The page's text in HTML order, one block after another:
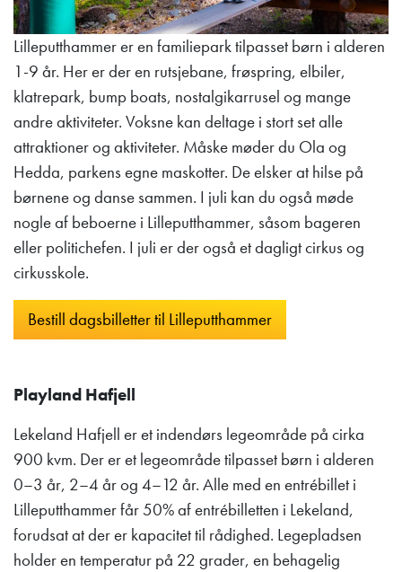
Lilleputthammer er en familiepark tilpasset børn i alderen
1-9 år. Her er der en rutsjebane, frøspring, elbiler,
klatrepark, bump boats, nostalgikarrusel og mange
andre aktiviteter. Voksne kan deltage i stort set alle
attraktioner og aktiviteter. Måske møder du Ola og
Hedda, parkens egne maskotter. De elsker at hilse på
børnene og danse sammen. I juli kan du også møde
nogle af beboerne i Lilleputthammer, såsom bageren
eller politichefen. I juli er der også et dagligt cirkus og
cirkusskole.
Bestill dagsbilletter til Lilleputthammer
Playland Hafjell
Lekeland Hafjell er et indendørs legeområde på cirka
900 kvm. Der er et legeområde tilpasset børn i alderen
0–3 år, 2–4 år og 4–12 år. Alle med en entrébillet i
Lilleputthammer får 50% af entrébilletten i Lekeland,
forudsat at der er kapacitet til rådighed. Legepladsen
holder en temperatur på 22 grader, en behagelig